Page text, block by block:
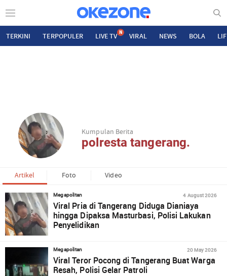
TERKINI TERPOPULER LIVE TV N VIRAL NEWS BOLA
Kumpulan Berita
polresta tangerang.
Artikel Foto Video
Megapolitan 4 August 2026
Viral Pria di Tangerang Diduga Dianiaya
hingga Dipaksa Masturbasi, Polisi Lakukan
Penyelidikan
Megapolitan 20 May 2026
Viral Teror Pocong di Tangerang Buat Warga
Resah, Polisi Gelar Patroli